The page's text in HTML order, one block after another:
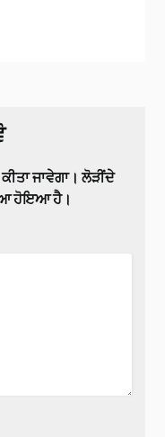
ਜਾਵੇਗਾ। ਲੋੜੀਂਦੇ
ਹੋਇਆ ਹੈ।